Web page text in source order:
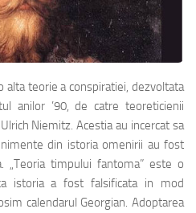
teorie a conspiratiei, dezvoltata
anilor ’90, de catre teoreticienii
Niemitz. Acestia au incercat sa
din istoria omenirii au fost
„Teoria timpului fantoma” este o
istoria a fost falsificata in mod
calendarul Georgian. Adoptarea